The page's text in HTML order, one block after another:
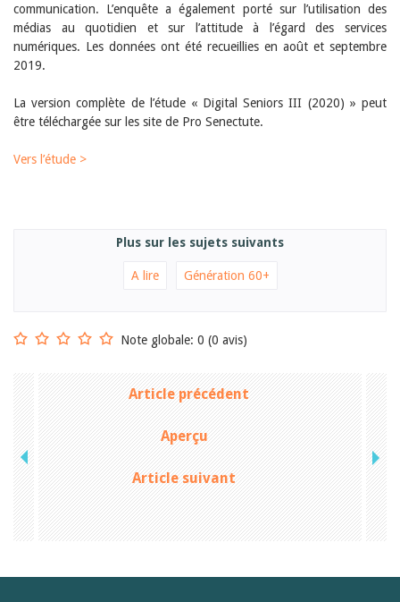
Décembre 2025
Novembre 2025
Septembre 2025
Juillet 2025
Janvier 2025
2023
2013
communication. L’enquête a également porté sur l’utilisation des
médias au quotidien et sur l’attitude à l’égard des services
numériques. Les données ont été recueillies en août et septembre
2019.
La version complète de l’étude « Digital Seniors III (2020) » peut
être téléchargée sur les site de Pro Senectute.
Vers l’étude >
Plus sur les sujets suivants
A lire Génération 60+
Note globale: 0 (0 avis)
Article précédent
Aperçu
Article suivant